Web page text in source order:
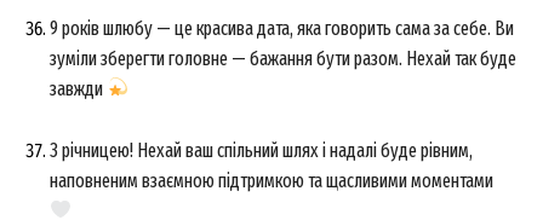
9 років шлюбу — це красива дата, яка говорить сама за себе. Ви
зуміли зберегти головне — бажання бути разом. Нехай так буде
завжди
З річницею! Нехай ваш спільний шлях і надалі буде рівним,
наповненим взаємною підтримкою та щасливими моментами